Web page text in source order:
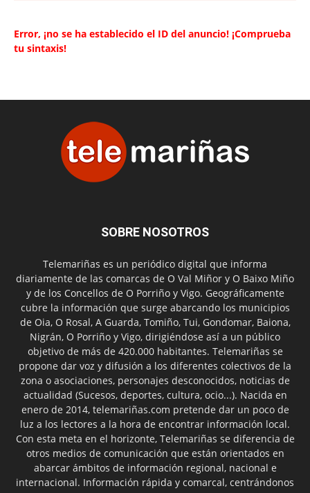
Error, ¡no se ha establecido el ID del anuncio! ¡Comprueba
tu sintaxis!
SOBRE NOSOTROS
Telemariñas es un periódico digital que informa
diariamente de las comarcas de O Val Miñor y O Baixo Miño
y de los Concellos de O Porriño y Vigo. Geográficamente
cubre la información que surge abarcando los municipios
de Oia, O Rosal, A Guarda, Tomiño, Tui, Gondomar, Baiona,
Nigrán, O Porriño y Vigo, dirigiéndose así a un público
objetivo de más de 420.000 habitantes. Telemariñas se
propone dar voz y difusión a los diferentes colectivos de la
zona o asociaciones, personajes desconocidos, noticias de
actualidad (Sucesos, deportes, cultura, ocio...). Nacida en
enero de 2014, telemariñas.com pretende dar un poco de
luz a los lectores a la hora de encontrar información local.
Con esta meta en el horizonte, Telemariñas se diferencia de
otros medios de comunicación que están orientados en
abarcar ámbitos de información regional, nacional e
internacional. Información rápida y comarcal, centrándonos